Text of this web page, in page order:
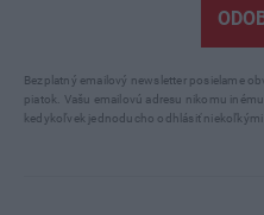
Bezplatný emailový newsletter posielame
piatok. Vašu emailovú adresu nikomu
kedykoľvek jednoducho odhlásiť